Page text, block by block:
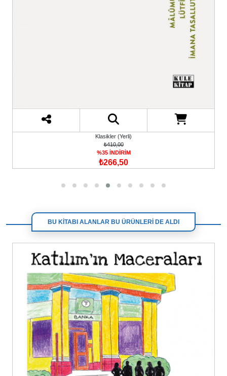
Klasikler (Yerli)
₺410,00
%35 İNDİRİM
₺266,50
BU KİTABI ALANLAR BU ÜRÜNLERİ DE ALDI